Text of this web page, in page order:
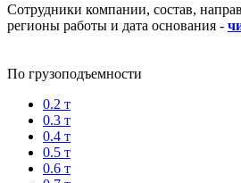
Сотрудники компании, состав,
регионы работы и дата основания -
По грузоподъемности
0.2 т
0.3 т
0.4 т
0.5 т
0.6 т